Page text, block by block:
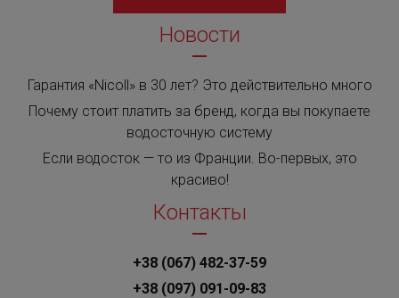
Новости
Гарантия «Nicoll» в 30 лет? Это действительно много
Почему стоит платить за бренд, когда вы покупаете
водосточную систему
Если водосток — то из Франции. Во-первых, это
красиво!
Контакты
+38 (067) 482-37-59
+38 (097) 091-09-83